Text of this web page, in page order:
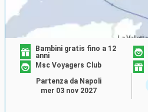
Bambini gratis fino a 12
anni
Msc Voyagers Club
Partenza da Napoli
mer 03 nov 2027